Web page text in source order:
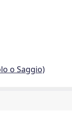
o Saggio)